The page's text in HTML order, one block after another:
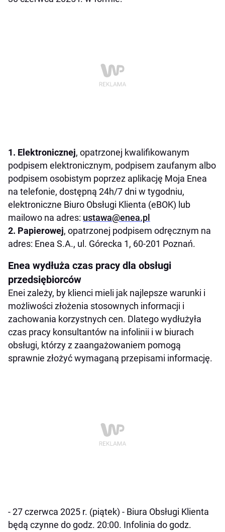
1. Elektronicznej, opatrzonej kwalifikowanym
podpisem elektronicznym, podpisem zaufanym albo
podpisem osobistym poprzez aplikację Moja Enea
na telefonie, dostępną 24h/7 dni w tygodniu,
elektroniczne Biuro Obsługi Klienta (eBOK) lub
mailowo na adres: ustawa@enea.pl
2. Papierowej, opatrzonej podpisem odręcznym na
adres: Enea S.A., ul. Górecka 1, 60-201 Poznań.
Enea wydłuża czas pracy dla obsługi
przedsiębiorców
Enei zależy, by klienci mieli jak najlepsze warunki i
możliwości złożenia stosownych informacji i
zachowania korzystnych cen. Dlatego wydłużyła
czas pracy konsultantów na infolinii i w biurach
obsługi, którzy z zaangażowaniem pomogą
sprawnie złożyć wymaganą przepisami informację.
- 27 czerwca 2025 r. (piątek) - Biura Obsługi Klienta
będą czynne do godz. 20:00. Infolinia do godz.